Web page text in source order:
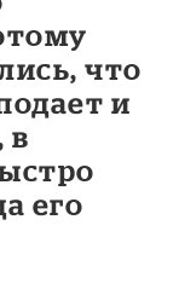
что
и
в
его